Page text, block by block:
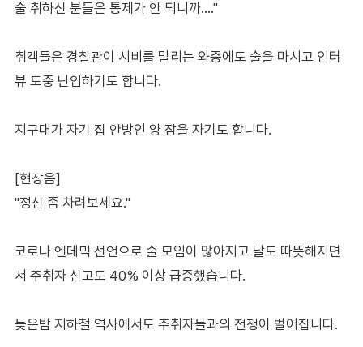
술 취하신 분들은 통제가 안 되니까…."
취객들은 경찰관이 시비를 말리는 와중에도 술을 마시고 인터
뷰 도중 난입하기도 합니다.
지구대가 자기 집 안방인 양 잠을 자기도 합니다.
[현장음]
"정신 좀 차려보세요."
코로나 엔데믹 선언으로 술 모임이 많아지고 날도 따뜻해지면
서 주취자 신고도 40% 이상 급증했습니다.
늦은밤 지하철 역사에서도 주취자들과의 전쟁이 벌어집니다.